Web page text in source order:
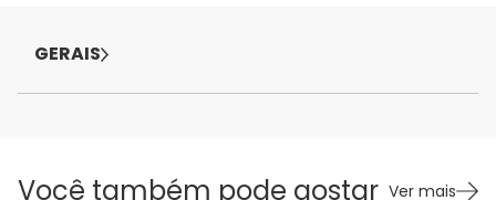
GERAIS
Você também pode gostar Ver mais